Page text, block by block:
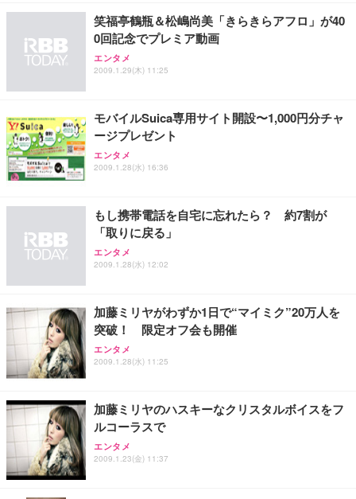
Sezlife オフィスチェア デスクチェア 疲れない テレ
ワーク チェア 強化バックレスト 30度ロッキング機
ョン PCチェア 通気性メッシュ ゲーミング/勉強/事
務用 おしゃれ パソコンチェア (ブラック)
Sezlife オフィスチェア デスクチェア 疲れない テレ
ワーク チェア 強化バックレスト 30度ロッキング機
ョン PCチェア 通気性メッシュ ゲーミング/勉強/事
務用 おしゃれ パソコンチェア (ホワイト)
ANDWINT オフィスチェア デスクチェア 肘なし メ
ッシュ 通気性 ランバーサポート付き 腰サポート ガ
ス圧無段階昇降 360度回転 キャスター付き コンパク
￥109,572
【純正品】27"ゲーミングモニター DualSense 充電
フック付き（CFI-ZDM1J）
【整備済み品】Dell E2724HS 27インチ 液晶モニタ
ー フルHD（1920×1080）VA 非光沢 HDMI/DisplayP
【MiniLED/24.5inch/280Hz/FHD】GRAPHT THE S
HOOTER Gaming Monitor 24” Essential ゲーミン
グモニター QD 24.5インチ 1ms FHD 量子ドット 残
ネオ・ルーライフ ネオ・オムツ L 中型犬用 26枚入
り 単品
Smart Basic(スマートベーシック) 【Amazon.co.jp
限定】 Smart Basic アイリスオーヤマ ペットシーツ
アイリスオーヤマ ペットシーツ 超厚型 お徳用 レギ
ュラー 200枚入【Amazon.co.jp限定】
笑福亭鶴瓶＆松嶋尚美「きらきらアフロ」が40
0回記念でプレミア動画
エンタメ
2009.1.29(木) 11:25
モバイルSuica専用サイト開設〜1,000円分チャ
ージプレゼント
エンタメ
2009.1.28(水) 16:36
もし携帯電話を自宅に忘れたら？ 約7割が
「取りに戻る」
エンタメ
2009.1.28(水) 12:02
加藤ミリヤがわずか1日で“マイミク”20万人を
突破！ 限定オフ会も開催
エンタメ
2009.1.28(水) 11:25
加藤ミリヤのハスキーなクリスタルボイスをフ
ルコーラスで
エンタメ
2009.1.23(金) 11:37